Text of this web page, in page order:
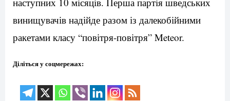
винищувачів надійде разом із далекобійними
ракетами класу “повітря-повітря” Meteor.
Діліться у соцмережах: